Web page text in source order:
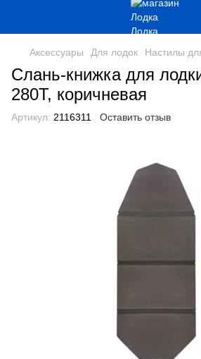
Аксессуары Для лодок Настилы
Слань-книжка для
280T, коричневая
Артикул: 2116311 Оставить отзыв